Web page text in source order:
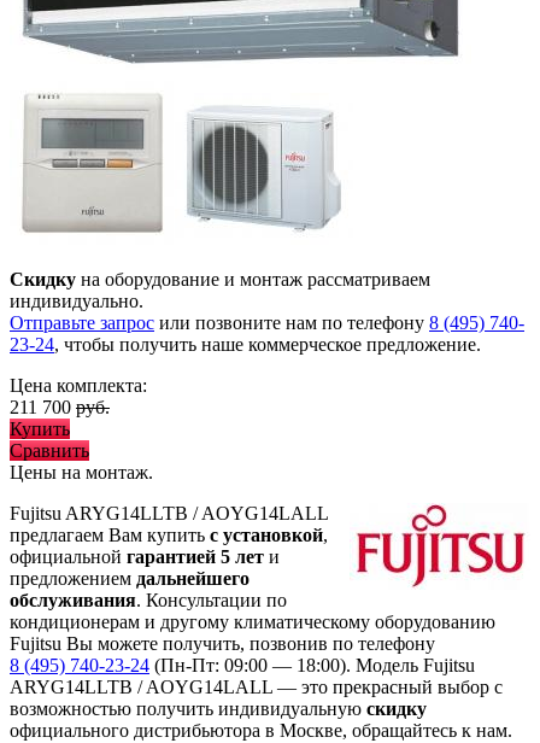
Скидку на оборудование и монтаж рассматриваем
индивидуально.
Отправьте запрос или позвоните нам по телефону 8 (495) 740-
23-24, чтобы получить наше коммерческое предложение.
Цена комплекта:
211 700 руб.
Купить
Сравнить
Цены на монтаж.
Fujitsu ARYG14LLTB / AOYG14LALL
предлагаем Вам купить с установкой,
официальной гарантией 5 лет и
предложением дальнейшего
обслуживания. Консультации по
кондиционерам и другому климатическому оборудованию
Fujitsu Вы можете получить, позвонив по телефону
8 (495) 740-23-24 (Пн-Пт: 09:00 — 18:00). Модель Fujitsu
ARYG14LLTB / AOYG14LALL — это прекрасный выбор с
возможностью получить индивидуальную скидку
официального дистрибьютора в Москве, обращайтесь к нам.